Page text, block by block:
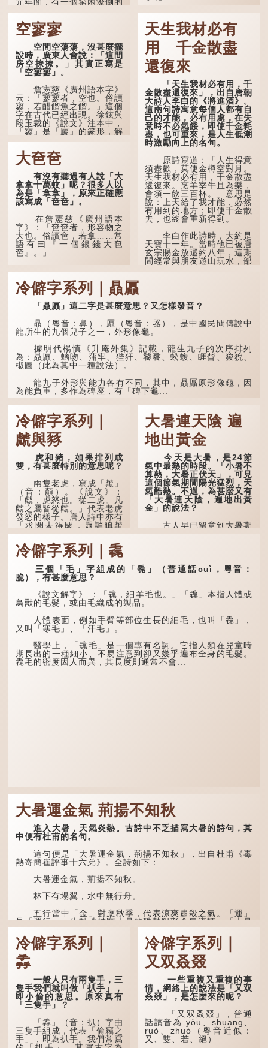
中經過一間旅店休息，碰巧
遇到一位呂姓道士，兩人暢
談甚歡。
言談間，盧姓書生感慨
自己雖貴為讀書人，但一直
未能考取功名，仍然貧困，
感到十分落泊。於是，道士
拿出一個青瓷枕頭，讓...
「不見棺材不落淚」的
原句，有說法是「不見棺材
不下淚」或「不見親棺不下
淚」，出自明朝蘭陵笑笑生
所著的《金瓶梅詞話》第九
十八回。原意是指人未親眼
見到親人棺木，便不會真正
感到悲傷；後來引申為比喻
人執迷不悟，不到徹底失
敗，便不肯罷休。
許多人對這上半句耳熟
能詳，但它其實還有下半句
——「不到黃河心不死」...
空寥寥
空間空蕩蕩，沒甚麼擺
設時，廣東人會說：「這間
房空撩撩。」其實正寫是
「空寥寥」。
詹憲慈《廣州語本字》
云：「寥寥者，空也。俗讀
寥，若醋餾魚之餾。」這個
字在古代已經出現。徐鉉與
段玉裁的《說文》注本中，
「寥」是「廫」的篆形，解
事，以「寥寥安期，虛質高
清」形容空虛無所事事。
大夿夿
有沒有聽過有人說「大
拿拿十萬蚊」呢？很多人以
為是「拿拿」，原來正確應
該寫成「夿夿」。
在詹憲慈《廣州語本
字》：「夿夿者，形容物之
大也。俗讀夿，若拿……常
語有曰『一個銀錢大夿
夿』。」
銀錢大夿夿」，就形容金錢
數量之大了。「大夿夿十萬
蚊」，就是說十萬元是一筆
大數目了。
不過，「夿」字本音讀
作「巴（bā）」，因此
「大夿夿」理應讀成「大巴
巴」。問題是，若依足本
音，...
天生我材必有
用 千金散盡
還復來
「天生我材必有用，千
金散盡還復來」，出自唐朝
大詩人李白的《將進酒》。
這兩句詩寓意每個人都有自
己的才能，必有用處，在失
意時不必氣餒，即使千金耗
盡，也可重來，是人生低潮
時激勵向上的名句。
原詩寫道：「人生得意
須盡歡，莫使金樽空對月。
天生我材必有用，千金散盡
還復來。烹羊宰牛且為樂，
會須一飲三百杯。」意思是
說：上天給了我才能，必然
有用到的地方；即使千金散
去，也終會重新得到。
李白作此詩時，大約是
天寶十一年。當時他已被唐
玄宗賜金放還約八年，這期
間經常與朋友遊山玩水，部
冷僻字系列｜贔屭
「贔屭」這二字是甚麼意思？又怎樣發音？
贔（粵音：鼻），屭（粵音：器），是中國民間傳說中
龍所生的九個兒子之一，外形像龜。
據明代楊慎《升庵外集》記載，龍生九子的次序排列
為：贔屭、螭吻、蒲牢、狴犴、饕餮、蚣蝮、睚眥、狻猊、
椒圖（此為其中一種說法）。
龍九子外形與能力各有不同，其中，贔屭原形像龜，因
為能負重，多作為碑座，有「碑下龜...
冷僻字系列｜
虤與豩
虎和豬，如果排列成
雙，有甚麼特別的意思呢？
兩隻老虎，寫成「虤」
（音：顏）。《說文》：
「虤，虎怒也。從二虎。凡
虤之屬皆從虤。」代表老虎
發怒的樣子。唐人詩中亦有
「求閑未得閑，眾誚瞋虤
虤」之句，意思是眾人的譏
諷讓人怒目而視。
兩隻豬，則為「豩」
（音：賓）。甲骨文從二
「豕」，象豬相追逐的樣
子。《同文備考》另有一說
「豩，豕亂群。」意指一
群...
大暑連天陰 遍
地出黃金
今天是大暑，是24節
氣中最熱的時段。「小暑不
算熱，大暑正伏天」，可見
這個節氣期間陽光猛烈，天
氣酷熱。不過，為甚麼又有
「大暑連天陰，遍地出黃
金」的說法？
古人早已留意到大暑期
間的氣候規律。《逸周書·
行。」意思是說，大暑時節
螢火蟲出生，土地濕熱，常
冷僻字系列｜毳
三個「毛」字組成的「毳」（普通話cuì，粵音：
脆），有甚麼意思？
《說文解字》 ：「毳，細羊毛也。」「毳」本指人體或
鳥獸的毛髮，或由毛織成的製品。
人體表面，例如手臂等部位生長的細毛，也叫「毳」，
又叫「寒毛」、「汗毛」。
醫學上，「毳毛」是一個專有名詞。它指人類在兒童時
期長出的一種細小、不易注意到卻又幾乎遍布全身的毛髮。
毳毛的密度因人而異，其長度則通常不會...
大暑運金氣 荊揚不知秋
進入大暑，天氣炎熱。古詩中不乏描寫大暑的詩句，其
中便有杜甫的名句。
這句便是「大暑運金氣，荊揚不知秋」，出自杜甫《毒
熱寄簡崔評事十六弟》。全詩如下：
大暑運金氣，荊揚不知秋。
林下有塌翼，水中無行舟。
五行當中「金」對應秋季，代表涼爽肅殺之氣。「運」
是「運行」，生動地描寫大暑的酷熱阻礙金氣流轉。「大暑
運金氣」以誇張手法描寫炎熱阻滯了季節更替。
「荊揚」指...
冷僻字系列｜
掱
一般人只有兩隻手，三
隻手我們就叫做「扒手」，
即小偷的意思。原來真有
「三隻手」？
「掱」（音：扒）字由
三隻手組成，代表「偷竊之
手」，即為扒手。我們常寫
冷僻字系列｜
又双叒叕
一些重複又重複的事
情，網絡上的說法是「又双
叒叕」，是怎麼來的呢？
「又双叒叕」，普通
話讀音為 yòu、shuāng、
ruò、zhuó（粵音近似：
又、雙、若、絕）